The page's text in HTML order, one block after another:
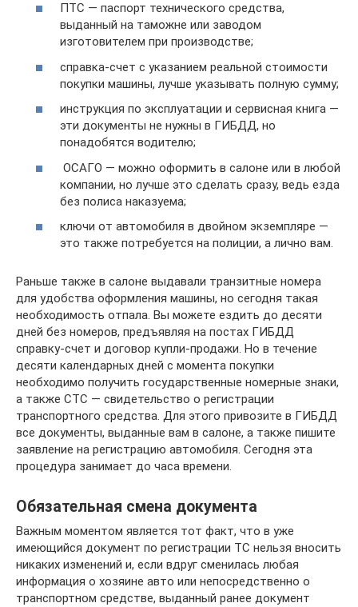
ПТС — паспорт технического средства,
выданный на таможне или заводом
изготовителем при производстве;
справка-счет с указанием реальной стоимости
покупки машины, лучше указывать полную сумму;
инструкция по эксплуатации и сервисная книга —
эти документы не нужны в ГИБДД, но
понадобятся водителю;
ОСАГО — можно оформить в салоне или в любой
компании, но лучше это сделать сразу, ведь езда
без полиса наказуема;
ключи от автомобиля в двойном экземпляре —
это также потребуется на полиции, а лично вам.
Раньше также в салоне выдавали транзитные номера
для удобства оформления машины, но сегодня такая
необходимость отпала. Вы можете ездить до десяти
дней без номеров, предъявляя на постах ГИБДД
справку-счет и договор купли-продажи. Но в течение
десяти календарных дней с момента покупки
необходимо получить государственные номерные знаки,
а также СТС — свидетельство о регистрации
транспортного средства. Для этого привозите в ГИБДД
все документы, выданные вам в салоне, а также пишите
заявление на регистрацию автомобиля. Сегодня эта
процедура занимает до часа времени.
Обязательная смена документа
Важным моментом является тот факт, что в уже
имеющийся документ по регистрации ТС нельзя вносить
никаких изменений и, если вдруг сменилась любая
информация о хозяине авто или непосредственно о
транспортном средстве, выданный ранее документ